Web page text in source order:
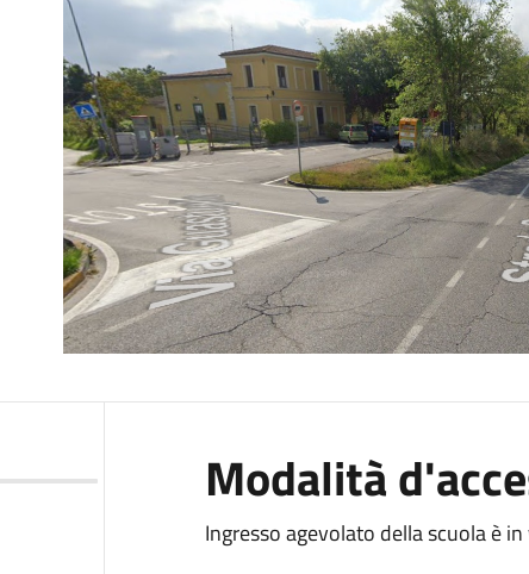
Modalità
Ingresso agevolato della scuola è